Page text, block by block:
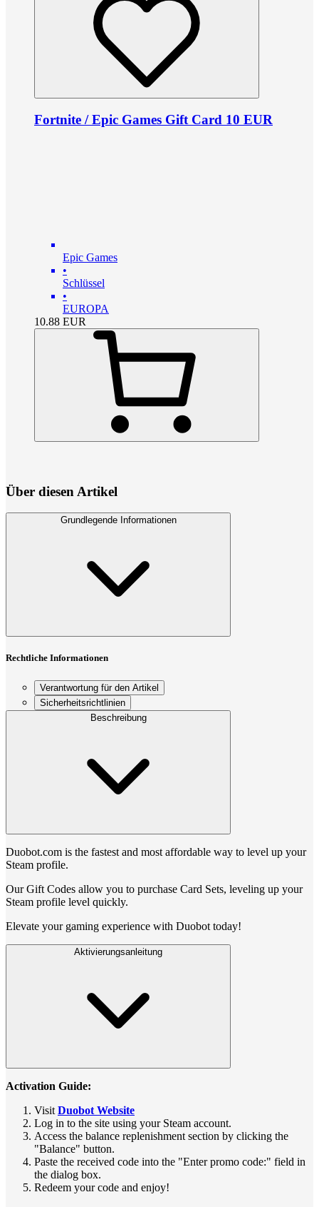
Fortnite / Epic Games Gift Card 10 EUR
Epic Games
•
Schlüssel
•
EUROPA
10.88 EUR
Über diesen Artikel
Grundlegende Informationen
Rechtliche Informationen
Verantwortung für den Artikel
Sicherheitsrichtlinien
Beschreibung
Duobot.com is the fastest and most affordable way to level up your
Steam profile.
Our Gift Codes allow you to purchase Card Sets, leveling up your
Steam profile level quickly.
Elevate your gaming experience with Duobot today!
Aktivierungsanleitung
Activation Guide:
Visit Duobot Website
Log in to the site using your Steam account.
Access the balance replenishment section by clicking the
"Balance" button.
Paste the received code into the "Enter promo code:" field in
the dialog box.
Redeem your code and enjoy!